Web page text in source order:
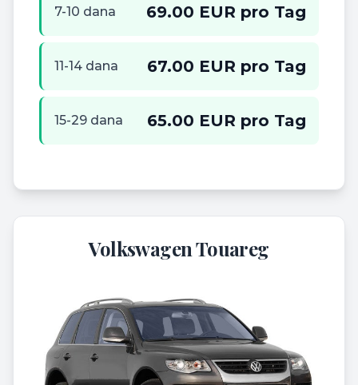
7-10 dana 69.00 EUR pro Tag
11-14 dana 67.00 EUR pro Tag
15-29 dana 65.00 EUR pro Tag
Volkswagen Touareg